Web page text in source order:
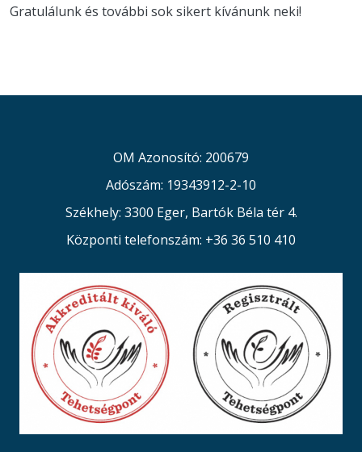
Gratulálunk és további sok sikert kívánunk neki!
OM Azonosító: 200679
Adószám: 19343912-2-10
Székhely: 3300 Eger, Bartók Béla tér 4.
Központi telefonszám: +36 36 510 410